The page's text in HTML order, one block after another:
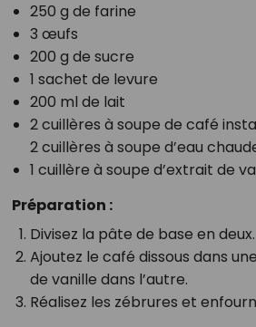
250 g de farine
3 œufs
200 g de sucre
1 sachet de levure
200 ml de lait
2 cuillères à soupe de café
2 cuillères à soupe d’eau
1 cuillère à soupe d’extrait de
Préparation :
Divisez la pâte de base en deux.
Ajoutez le café dissous dans
de vanille dans l’autre.
Réalisez les zébrures et